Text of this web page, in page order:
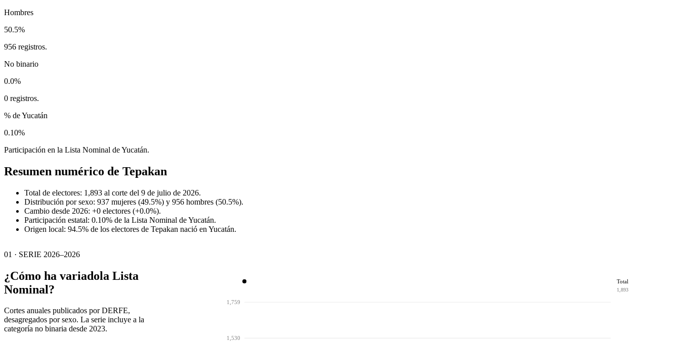
Hombres
50.5%
956 registros.
No binario
0.0%
0 registros.
% de Yucatán
0.10%
Participación en la Lista Nominal de Yucatán.
Resumen numérico de Tepakan
Total de electores: 1,893 al corte del 9 de julio de 2026.
Distribución por sexo: 937 mujeres (49.5%) y 956 hombres (50.5%).
Cambio desde 2026: +0 electores (+0.0%).
Participación estatal: 0.10% de la Lista Nominal de Yucatán.
Origen local: 94.5% de los electores de Tepakan nació en Yucatán.
01 · SERIE 2026–2026
¿Cómo ha variadola Lista
Nominal?
Cortes anuales publicados por DERFE,
desagregados por sexo. La serie incluye a la
categoría no binaria desde 2023.
1,530
1,759
Total
1,893